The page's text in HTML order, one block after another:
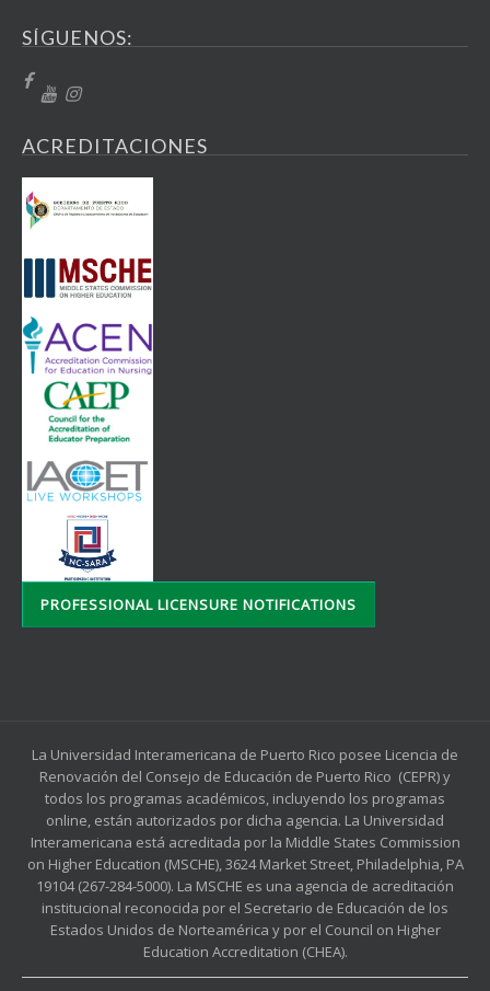
SÍGUENOS:
ACREDITACIONES
PROFESSIONAL LICENSURE NOTIFICATIONS
La Universidad Interamericana de Puerto Rico posee Licencia de
Renovación del Consejo de Educación de Puerto Rico (CEPR) y
todos los programas académicos, incluyendo los programas
online, están autorizados por dicha agencia. La Universidad
Interamericana está acreditada por la Middle States Commission
on Higher Education (MSCHE), 3624 Market Street, Philadelphia, PA
19104 (267-284-5000). La MSCHE es una agencia de acreditación
institucional reconocida por el Secretario de Educación de los
Estados Unidos de Norteamérica y por el Council on Higher
Education Accreditation (CHEA).